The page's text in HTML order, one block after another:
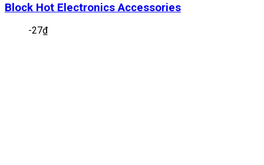
Block Hot Electronics Accessories
-27₫